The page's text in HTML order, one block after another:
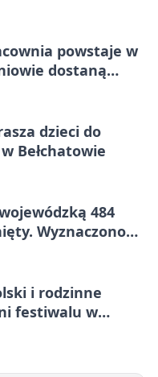
powstaje w
dostaną
dzieci do
Bełchatowie
484
Wyznaczono
i rodzinne
festiwalu w